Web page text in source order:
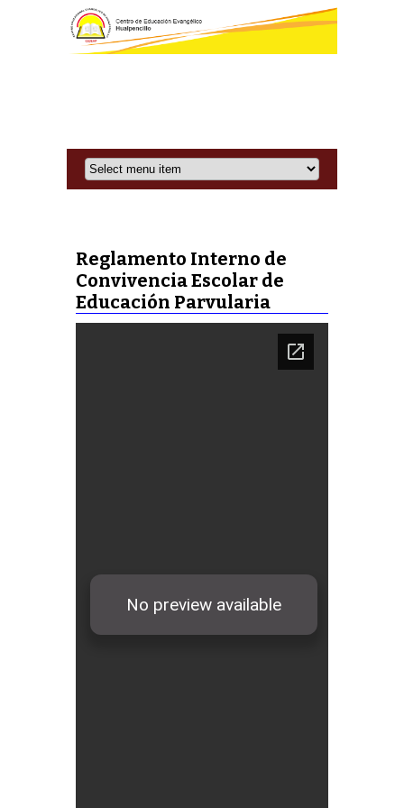
Reglamento Interno de
Convivencia Escolar de
Educación Parvularia